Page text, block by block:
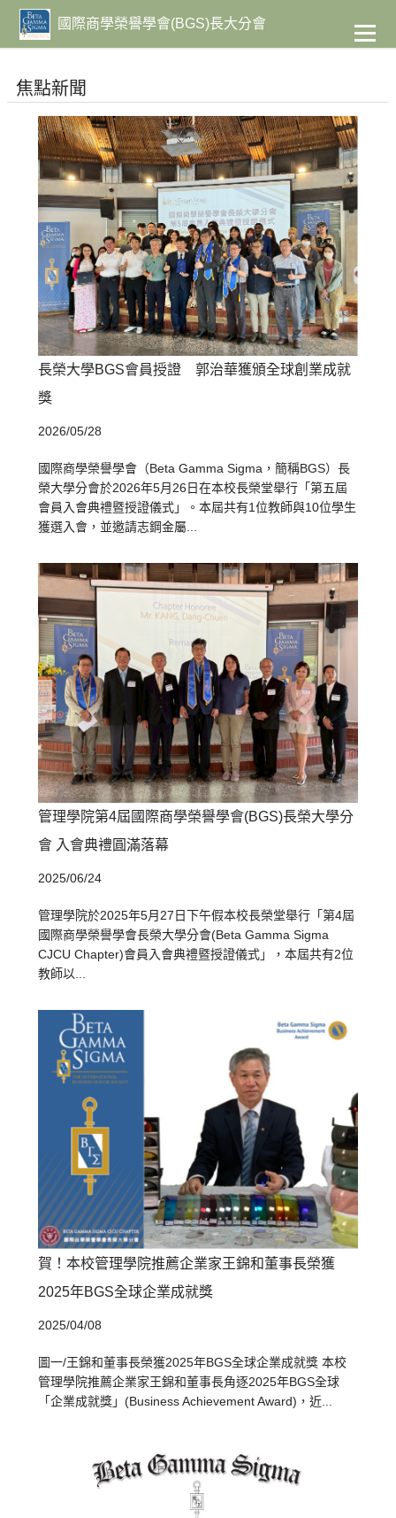
主
要
容
國際商學榮譽學會(BGS)長大分會
焦點新聞
長榮大學BGS會員授證 郭治華獲頒全球創業成就
獎
2026/05/28
國際商學榮譽學會（Beta Gamma Sigma，簡稱BGS）長
榮大學分會於2026年5月26日在本校長榮堂舉行「第五屆
會員入會典禮暨授證儀式」。本屆共有1位教師與10位學生
獲選入會，並邀請志鋼金屬...
管理學院第4屆國際商學榮譽學會(BGS)長榮大學分
會 入會典禮圓滿落幕
2025/06/24
管理學院於2025年5月27日下午假本校長榮堂舉行「第4屆
國際商學榮譽學會長榮大學分會(Beta Gamma Sigma
CJCU Chapter)會員入會典禮暨授證儀式」，本屆共有2位
教師以...
賀！本校管理學院推薦企業家王錦和董事長榮獲
2025年BGS全球企業成就獎
2025/04/08
圖一/王錦和董事長榮獲2025年BGS全球企業成就獎 本校
管理學院推薦企業家王錦和董事長角逐2025年BGS全球
「企業成就獎」(Business Achievement Award)，近...